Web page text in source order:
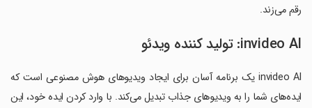
رقم می‌زند.
invideo AI: تولید کننده ویدئو
invideo AI یک برنامه آسان برای ایجاد ویدیوهای هوش مصنوعی است که
ایده‌های شما را به ویدیوهای جذاب تبدیل می‌کند. با وارد کردن ایده خود، این